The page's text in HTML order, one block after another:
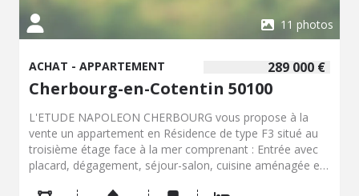
11 photos
289 000 €
ACHAT - APPARTEMENT
Cherbourg-en-Cotentin 50100
L'ETUDE NAPOLEON CHERBOURG vous propose à la
vente un appartement en Résidence de type F3 situé au
troisième étage face à la mer comprenant : Entrée avec
placard, dégagement, séjour-salon, cuisine aménagée et